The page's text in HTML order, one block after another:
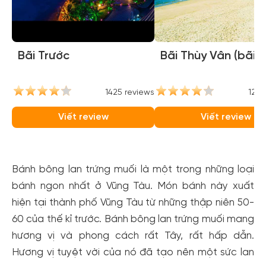
Bãi Trước
1425 reviews
Viết review
Bãi Thùy Vân (bãi
Viết review
Bánh bông lan trứng muối là một trong những loại
bánh ngon nhất ở Vũng Tàu. Món bánh này xuất
hiện tại thành phố Vũng Tàu từ những thập niên 50-
60 của thế kỉ trước. Bánh bông lan trứng muối mang
hương vị và phong cách rất Tây, rất hấp dẫn.
Hương vị tuyệt vời của nó đã tạo nên một sức lan